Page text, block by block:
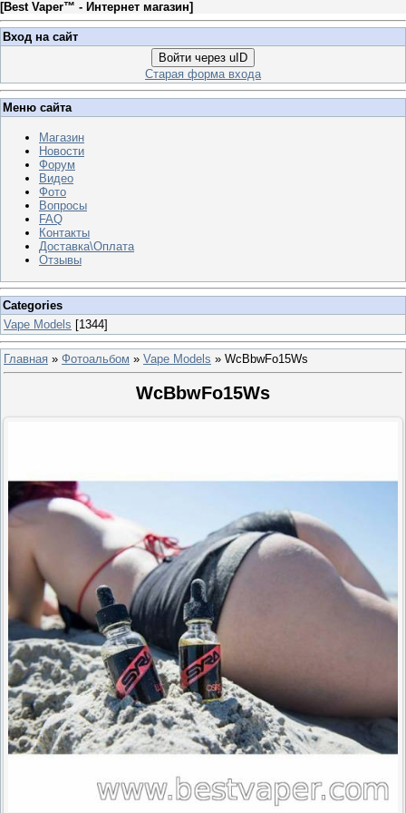
[Best Vaper™ - Интернет магазин]
Вход на сайт
Войти через uID
Старая форма входа
Меню сайта
Магазин
Новости
Форум
Видео
Фото
Вопросы
FAQ
Контакты
Доставка\Оплата
Отзывы
Categories
Vape Models [1344]
Главная » Фотоальбом » Vape Models » WcBbwFo15Ws
WcBbwFo15Ws